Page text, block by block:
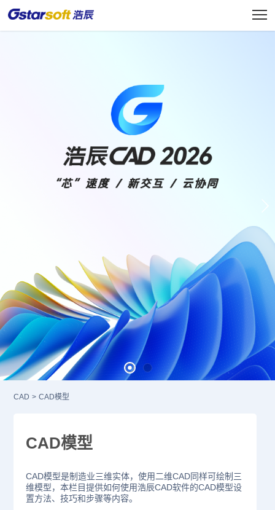
CAD > CAD模型
CAD模型
CAD模型是制造业三维实体，使用二维CAD同样可绘制三
维模型，本栏目提供如何使用浩辰CAD软件的CAD模型设
置方法、技巧和步骤等内容。